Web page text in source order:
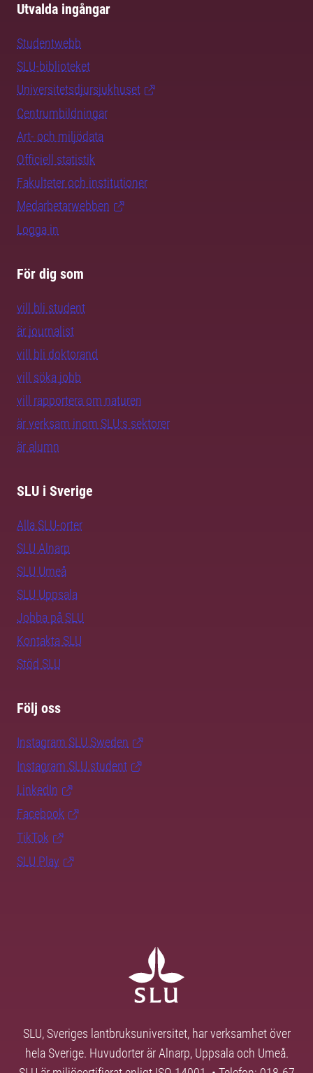
Utvalda ingångar
Studentwebb
SLU-biblioteket
Universitetsdjursjukhuset
Centrumbildningar
Art- och miljödata
Officiell statistik
Fakulteter och institutioner
Medarbetarwebben
Logga in
För dig som
vill bli student
är journalist
vill bli doktorand
vill söka jobb
vill rapportera om naturen
är verksam inom SLU:s sektorer
är alumn
SLU i Sverige
Alla SLU-orter
SLU Alnarp
SLU Umeå
SLU Uppsala
Jobba på SLU
Kontakta SLU
Stöd SLU
Följ oss
Instagram SLU.Sweden
Instagram SLU.student
LinkedIn
Facebook
TikTok
SLU Play
SLU, Sveriges lantbruksuniversitet, har verksamhet över
hela Sverige. Huvudorter är Alnarp, Uppsala och Umeå.